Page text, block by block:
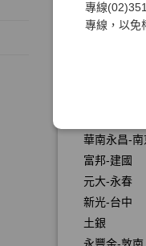
專線
專線，以免